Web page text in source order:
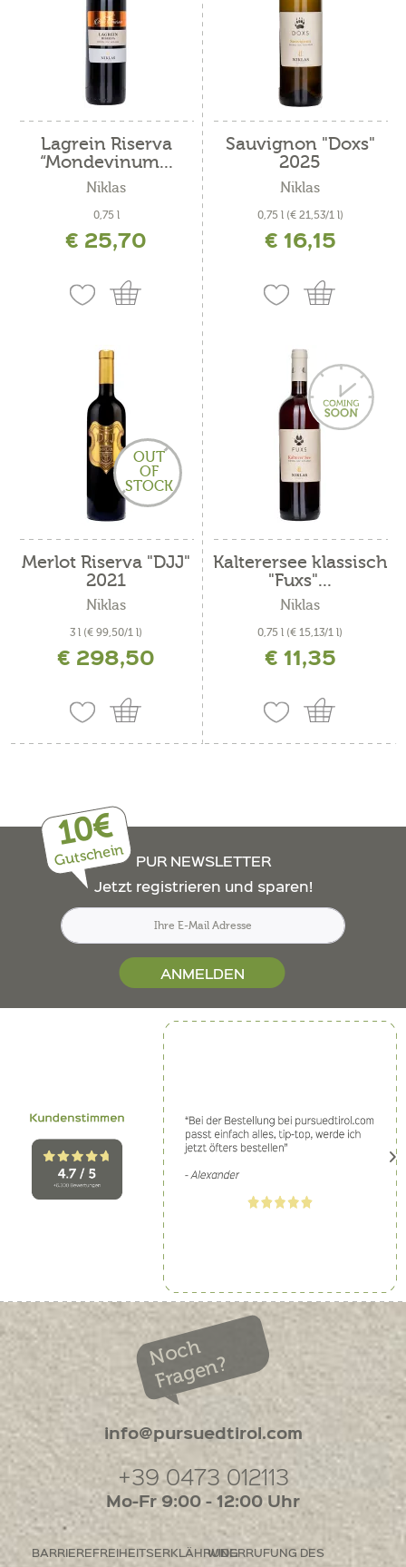
Lagrein Riserva
“Mondevinum...
Niklas
0,75 l
€ 25,70
Sauvignon "Doxs"
2025
Niklas
0,75 l (€ 21,53/1 l)
€ 16,15
OUT
OF
STOCK
Merlot Riserva "DJJ"
2021
Niklas
3 l (€ 99,50/1 l)
inkl. MwSt. zzgl. Versandkosten
€ 298,50
Kalterersee klassisch
"Fuxs"...
Niklas
0,75 l (€ 15,13/1 l)
inkl. MwSt. zzgl. Versandkosten
€ 11,35
10€
Gutschein
PUR NEWSLETTER
Jetzt registrieren und sparen!
ANMELDEN
Noch
Fragen?
info@pursuedtirol.com
+39 0473 012113
Mo-Fr 9:00 - 12:00 Uhr
BARRIEREFREIHEITSERKLÄHRUNGWIDERRUFUNG DES